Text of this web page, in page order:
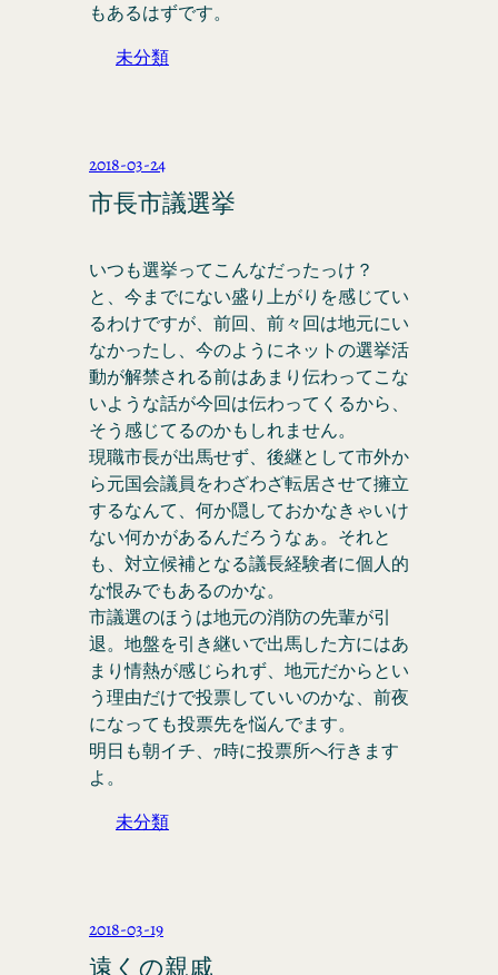
もあるはずです。
未分類
2018-03-24
市長市議選挙
いつも選挙ってこんなだったっけ？
と、今までにない盛り上がりを感じてい
るわけですが、前回、前々回は地元にい
なかったし、今のようにネットの選挙活
動が解禁される前はあまり伝わってこな
いような話が今回は伝わってくるから、
そう感じてるのかもしれません。
現職市長が出馬せず、後継として市外か
ら元国会議員をわざわざ転居させて擁立
するなんて、何か隠しておかなきゃいけ
ない何かがあるんだろうなぁ。それと
も、対立候補となる議長経験者に個人的
な恨みでもあるのかな。
市議選のほうは地元の消防の先輩が引
退。地盤を引き継いで出馬した方にはあ
まり情熱が感じられず、地元だからとい
う理由だけで投票していいのかな、前夜
になっても投票先を悩んでます。
明日も朝イチ、7時に投票所へ行きます
よ。
未分類
2018-03-19
遠くの親戚